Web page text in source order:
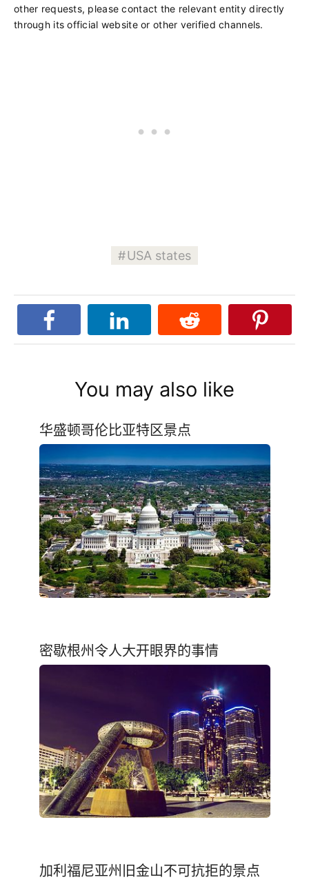
other requests, please contact the relevant entity directly
through its official website or other verified channels.
USA states
You may also like
华盛顿哥伦比亚特区景点
密歇根州令人大开眼界的事情
加利福尼亚州旧金山不可抗拒的景点